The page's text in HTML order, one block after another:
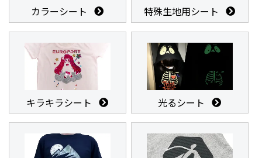
カラーシート 特殊生地用シート
キラキラシート 光るシート